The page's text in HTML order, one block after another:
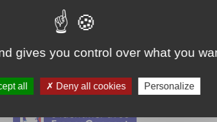
gives you control over what you
all Deny all cookies Personalize
que si votre compte est associé à un
d'y avoir accès, vous devez vous connecter
l'Etat pour sécuriser et simplifier la